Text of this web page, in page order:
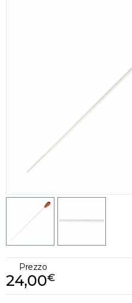
Prezzo
€
24,00